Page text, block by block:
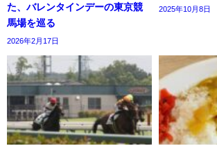
た、バレンタインデーの東京競
馬場を巡る
2026年2月17日
2025年10月8日